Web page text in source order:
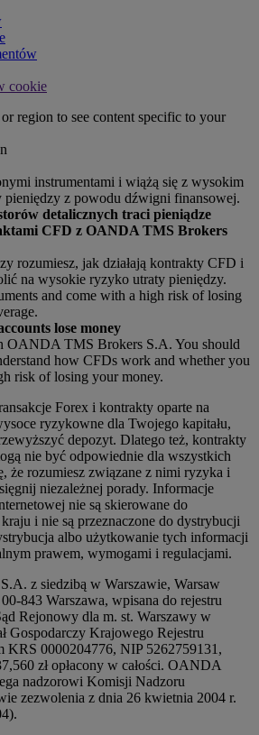
cookie
region to see content specific to your
instrumentami i wiążą się z wysokim
z powodu dźwigni finansowej.
detalicznych traci pieniądze
CFD z OANDA TMS Brokers
rozumiesz, jak działają kontrakty CFD i
na wysokie ryzyko utraty pieniędzy.
and come with a high risk of losing
lose money
OANDA TMS Brokers S.A. You should
how CFDs work and whether you
risk of losing your money.
Forex i kontrakty oparte na
ryzykowne dla Twojego kapitału,
depozyt. Dlatego też, kontrakty
nie być odpowiednie dla wszystkich
że rozumiesz związane z nimi ryzyka i
niezależnej porady. Informacje
nie są skierowane do
i nie są przeznaczone do dystrybucji
albo użytkowanie tych informacji
prawem, wymogami i regulacjami.
z siedzibą w Warszawie, Warsaw
843 Warszawa, wpisana do rejestru
Rejonowy dla m. st. Warszawy w
Gospodarczy Krajowego Rejestru
KRS 0000204776, NIP 5262759131,
zł opłacony w całości. OANDA
nadzorowi Komisji Nadzoru
zezwolenia z dnia 26 kwietnia 2004 r.